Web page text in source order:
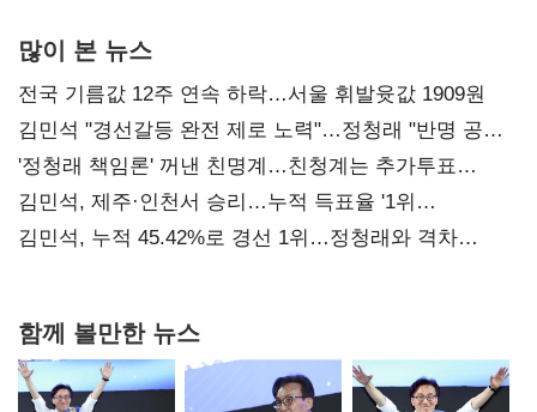
많이 본 뉴스
전국 기름값 12주 연속 하락…서울 휘발윳값 1909원
김민석 "경선갈등 완전 제로 노력"…정청래 "반명 공세
사과부터"
'정청래 책임론' 꺼낸 친명계…친청계는 추가투표
때리기
김민석, 제주·인천서 승리…누적 득표율 '1위
탈환'(종합)
김민석, 누적 45.42%로 경선 1위…정청래와 격차
함께 볼만한 뉴스